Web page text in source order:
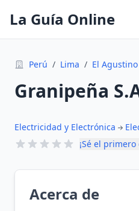
La Guía Online
Perú / Lima / El Agustino
Granipeña
Electricidad y Electrónica
¡Sé el
Acerca de